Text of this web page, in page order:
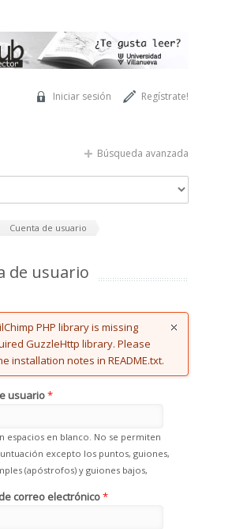
Regístrate!
Iniciar sesión
Búsqueda avanzada
Cuenta de usuario
de usuario
message
PHP library is missing
GuzzleHttp library. Please
installation notes in README.txt.
usuario*
espacios en blanco. No se permiten
excepto los puntos, guiones,
(apóstrofos) y guiones bajos,
correo electrónico*